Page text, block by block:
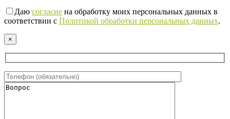
Даю согласие на обработку моих персональных данных в
соответствии с Политикой обработки персональных данных.
×